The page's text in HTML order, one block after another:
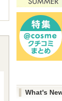
What's